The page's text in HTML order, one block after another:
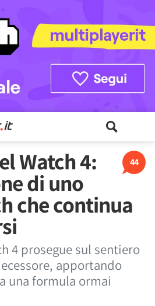
44
Watch 4:
di uno
che continua
4 prosegue sul sentiero
apportando
una formula ormai